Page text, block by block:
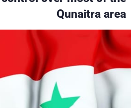
Qunaitra area
سياسة
إقتصاد
منوعات
كأس العالم